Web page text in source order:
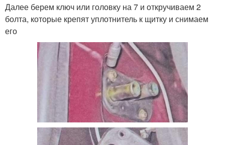
Далее берем ключ или головку на 7 и откручиваем 2
болта, которые крепят уплотнитель к щитку и снимаем
его